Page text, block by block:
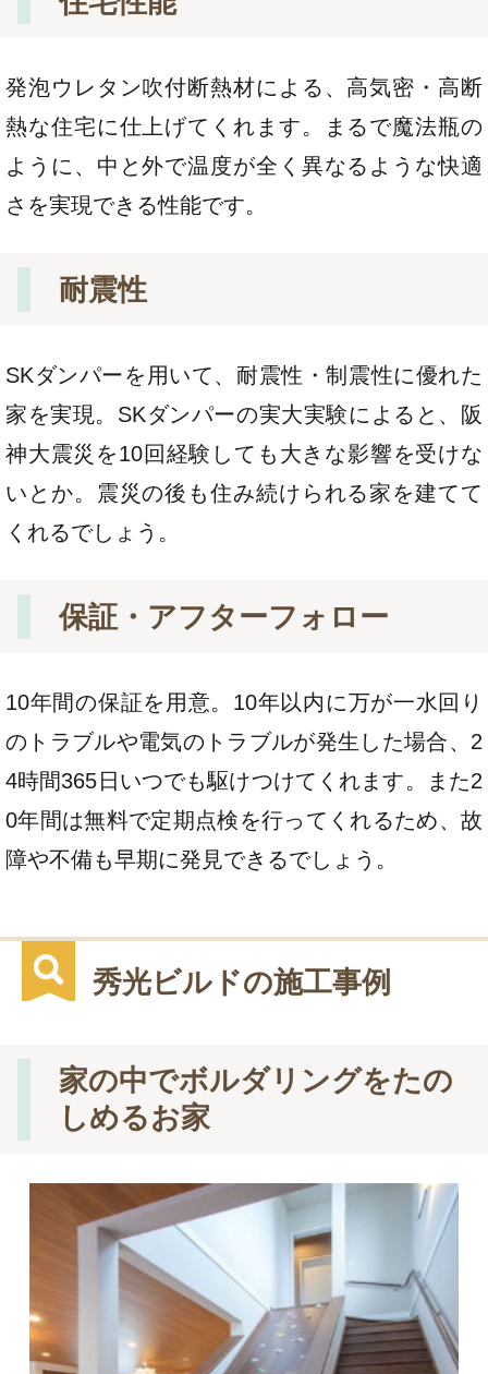
発泡ウレタン吹付断熱材による、高気密・高断
熱な住宅に仕上げてくれます。まるで魔法瓶の
ように、中と外で温度が全く異なるような快適
さを実現できる性能です。
耐震性
SKダンパーを用いて、耐震性・制震性に優れた
家を実現。SKダンパーの実大実験によると、阪
神大震災を10回経験しても大きな影響を受けな
いとか。震災の後も住み続けられる家を建てて
くれるでしょう。
保証・アフターフォロー
10年間の保証を用意。10年以内に万が一水回り
のトラブルや電気のトラブルが発生した場合、2
4時間365日いつでも駆けつけてくれます。また2
0年間は無料で定期点検を行ってくれるため、故
障や不備も早期に発見できるでしょう。
秀光ビルドの施工事例
家の中でボルダリングをたの
しめるお家